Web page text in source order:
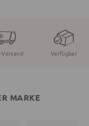
Verfügbar
MARKE